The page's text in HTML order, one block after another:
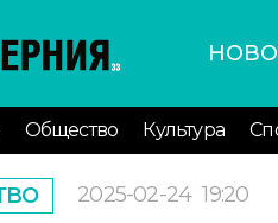
Общество Культура
2025-02-24 19:20